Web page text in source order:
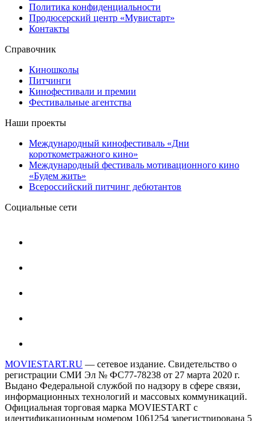
Политика конфиденциальности
Продюсерский центр «Мувистарт»
Контакты
Справочник
Киношколы
Питчинги
Кинофестивали и премии
Фестивальные агентства
Наши проекты
Международный кинофестиваль «Дни
короткометражного кино»
Международный фестиваль мотивационного кино
«Будем жить»
Всероссийский питчинг дебютантов
Социальные сети
MOVIESTART.RU — сетевое издание. Свидетельство о
регистрации СМИ Эл № ФС77-78238 от 27 марта 2020 г.
Выдано Федеральной службой по надзору в сфере связи,
информационных технологий и массовых коммуникаций.
Официальная торговая марка MOVIESTART с
идентификационным номером 1061254 зарегистрирована 5